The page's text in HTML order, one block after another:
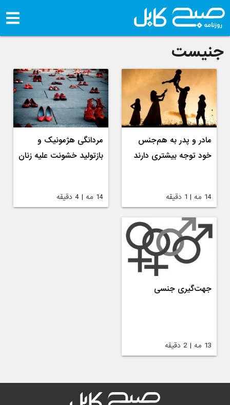
جنیست
مادر و پدر به هم‌جنس
خود توجه بیشتری دارند
14 مه | 1 دقیقه
مردانگی هژمونیک و
بازتولید خشونت علیه زنان
14 مه | 4 دقیقه
جهت‌گیری جنسی
13 مه | 2 دقیقه